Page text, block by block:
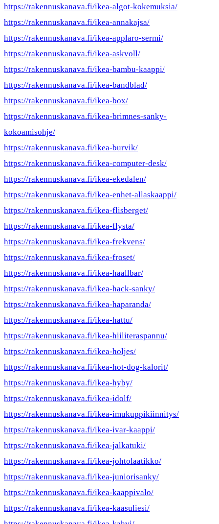
https://rakennuskanava.fi/ikea-algot-kokemuksia/
https://rakennuskanava.fi/ikea-annakajsa/
https://rakennuskanava.fi/ikea-applaro-sermi/
https://rakennuskanava.fi/ikea-askvoll/
https://rakennuskanava.fi/ikea-bambu-kaappi/
https://rakennuskanava.fi/ikea-bandblad/
https://rakennuskanava.fi/ikea-box/
https://rakennuskanava.fi/ikea-brimnes-sanky-
kokoamisohje/
https://rakennuskanava.fi/ikea-burvik/
https://rakennuskanava.fi/ikea-computer-desk/
https://rakennuskanava.fi/ikea-ekedalen/
https://rakennuskanava.fi/ikea-enhet-allaskaappi/
https://rakennuskanava.fi/ikea-flisberget/
https://rakennuskanava.fi/ikea-flysta/
https://rakennuskanava.fi/ikea-frekvens/
https://rakennuskanava.fi/ikea-froset/
https://rakennuskanava.fi/ikea-haallbar/
https://rakennuskanava.fi/ikea-hack-sanky/
https://rakennuskanava.fi/ikea-haparanda/
https://rakennuskanava.fi/ikea-hattu/
https://rakennuskanava.fi/ikea-hiiliteraspannu/
https://rakennuskanava.fi/ikea-holjes/
https://rakennuskanava.fi/ikea-hot-dog-kalorit/
https://rakennuskanava.fi/ikea-hyby/
https://rakennuskanava.fi/ikea-idolf/
https://rakennuskanava.fi/ikea-imukuppikiinnitys/
https://rakennuskanava.fi/ikea-ivar-kaappi/
https://rakennuskanava.fi/ikea-jalkatuki/
https://rakennuskanava.fi/ikea-johtolaatikko/
https://rakennuskanava.fi/ikea-juniorisanky/
https://rakennuskanava.fi/ikea-kaappivalo/
https://rakennuskanava.fi/ikea-kaasuliesi/